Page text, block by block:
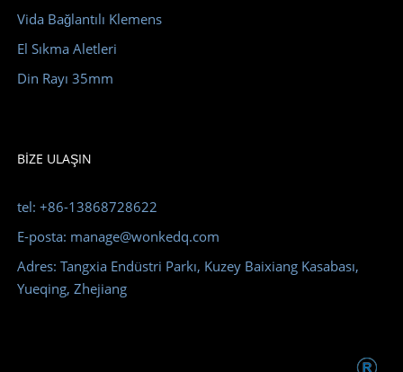
Vida Bağlantılı Klemens
El Sıkma Aletleri
Din Rayı 35mm
BIZE ULAŞIN
tel: +86-13868728622
E-posta: manage@wonkedq.com
Adres: Tangxia Endüstri Parkı, Kuzey Baixiang Kasabası,
Yueqing, Zhejiang